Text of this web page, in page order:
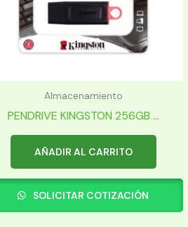
Almacenamiento
PENDRIVE KINGSTON 256GB ...
AÑADIR AL CARRITO
SOLICITAR COTIZACIÓN